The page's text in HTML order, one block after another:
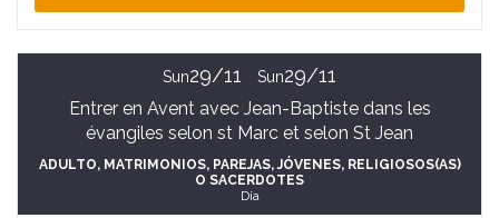
Sun29/11 Sun29/11
Entrer en Avent avec Jean-Baptiste dans les
évangiles selon st Marc et selon St Jean
ADULTO, MATRIMONIOS, PAREJAS, JÓVENES, RELIGIOSOS(AS)
O SACERDOTES
Día